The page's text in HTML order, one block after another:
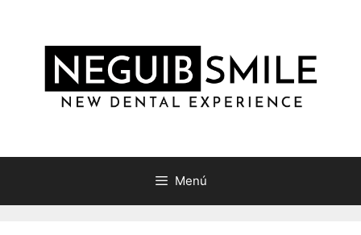
Menú